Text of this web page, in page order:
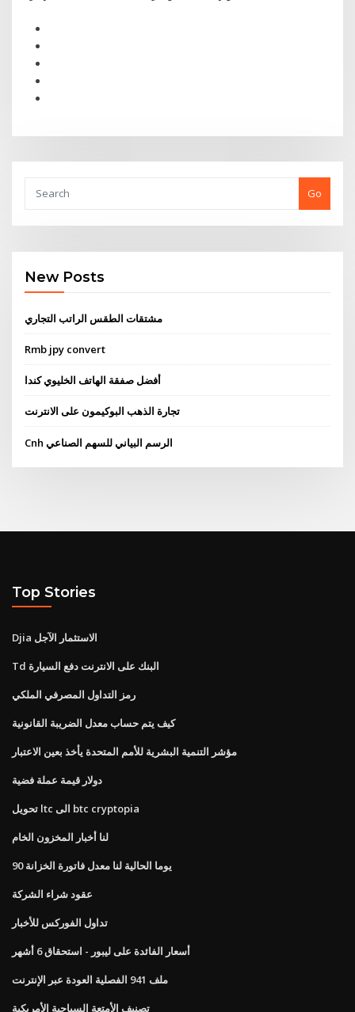
Go
New Posts
مشتقات الطقس الراتب التجاري
Rmb jpy convert
أفضل صفقة الهاتف الخليوي كندا
تجارة الذهب البوكيمون على الانترنت
Cnh الرسم البياني للسهم الصناعي
Top Stories
Djia الاستثمار الآجل
Td البنك على الانترنت دفع السيارة
رمز التداول المصرفي الملكي
كيف يتم حساب معدل الضريبة القانونية
مؤشر التنمية البشرية للأمم المتحدة يأخذ بعين الاعتبار
دولار قيمة عملة فضية
تحويل ltc الى btc cryptopia
لنا أخبار المخزون الخام
90 يوما الحالية لنا معدل فاتورة الخزانة
عقود شراء الشركة
تداول الفوركس للأخبار
أسعار الفائدة على ليبور - استحقاق 6 أشهر
ملف 941 الفصلية العودة عبر الإنترنت
تصنيف الأمتعة السياحية الأمريكية